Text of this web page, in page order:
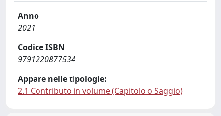
Anno
2021
Codice ISBN
9791220877534
Appare nelle tipologie:
2.1 Contributo in volume (Capitolo o Saggio)